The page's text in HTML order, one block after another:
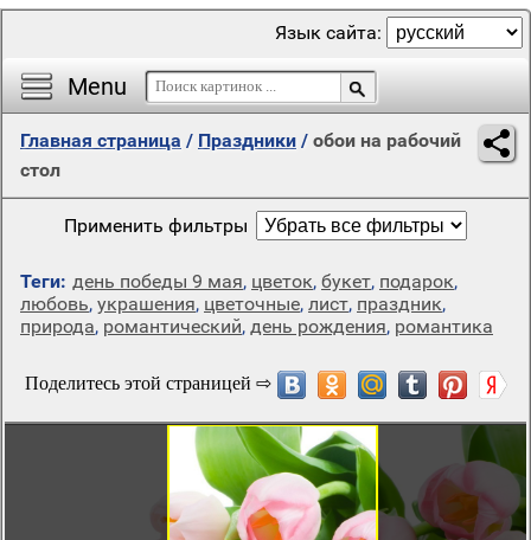
Menu
Язык сайта:
Главная страница / Праздники / обои на рабочий
стол
Применить фильтры
Теги: день победы 9 мая, цветок, букет, подарок,
любовь, украшения, цветочные, лист, праздник,
природа, романтический, день рождения, романтика